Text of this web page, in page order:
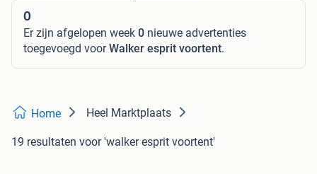
0
Er zijn afgelopen week 0 nieuwe advertenties
toegevoegd voorWalker esprit voortent.
Home Heel Marktplaats
19 resultaten voor 'walker esprit voortent'